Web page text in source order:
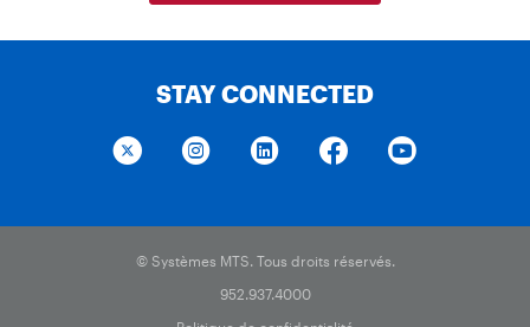
STAY CONNECTED
© Systèmes MTS. Tous droits réservés.
952.937.4000